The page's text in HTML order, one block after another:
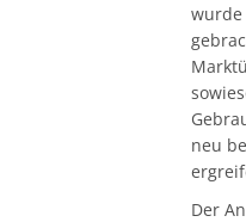
wurde
neu
Der